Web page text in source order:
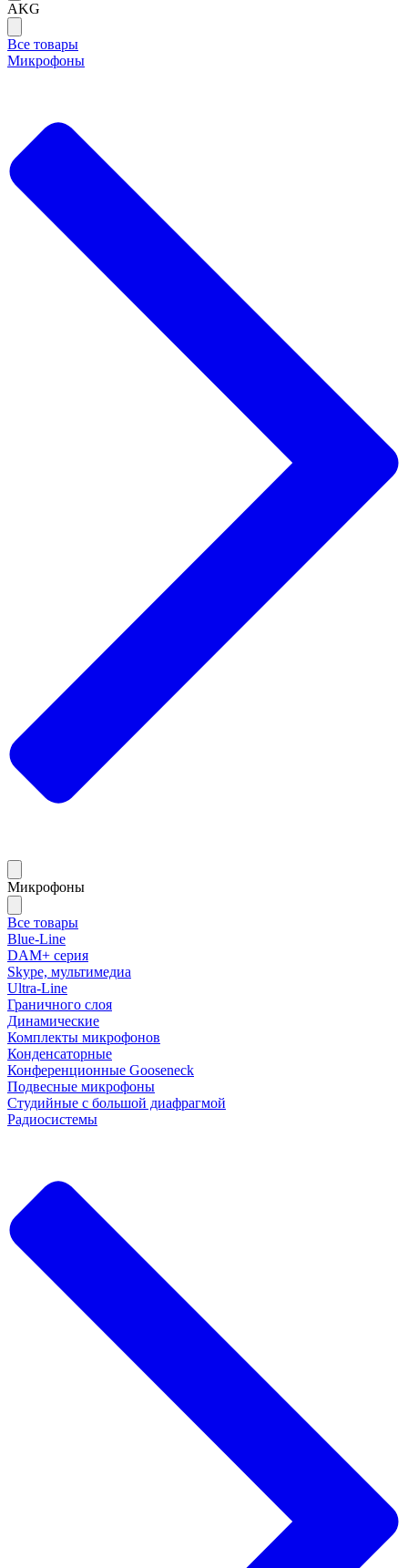
AKG
Все товары
Микрофоны
Микрофоны
Все товары
Blue-Line
DAM+ серия
Skype, мультимедиа
Ultra-Line
Граничного слоя
Динамические
Комплекты микрофонов
Конденсаторные
Конференционные Gooseneck
Подвесные микрофоны
Студийные с большой диафрагмой
Радиосистемы